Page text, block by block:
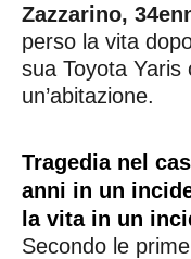
Zazzarino,
perso la vita
sua Toyota
un’abitazione.
Tragedia nel
anni in un
la vita in un
Secondo le